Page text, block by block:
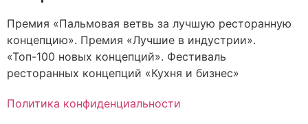
Премия «Пальмовая ветвь за лучшую ресторанную
концепцию». Премия «Лучшие в индустрии».
«Топ-100 новых концепций». Фестиваль
ресторанных концепций «Кухня и бизнес»
Политика конфиденциальности